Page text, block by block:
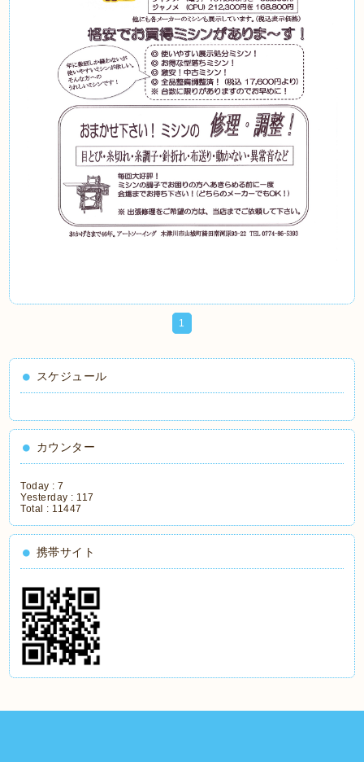
1
スケジュール
カウンター
Today :7
Yesterday : 117
Total : 11447
携帯サイト